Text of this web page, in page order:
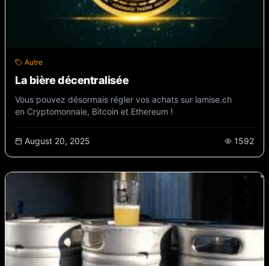
Autre
La bière décentralisée
Vous pouvez désormais régler vos achats sur lamise.ch
en Cryptomonnaie, Bitcoin et Ethereum !
August 20, 2025 1592